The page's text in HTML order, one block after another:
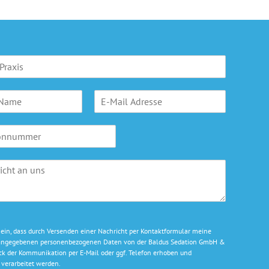
e
s
e
*
dass durch Versenden einer Nachricht per Kontaktformular meine
personenbezogenen Daten von der Baldus Sedation GmbH &
der Kommunikation per E-Mail oder ggf. Telefon erhoben und
werden.